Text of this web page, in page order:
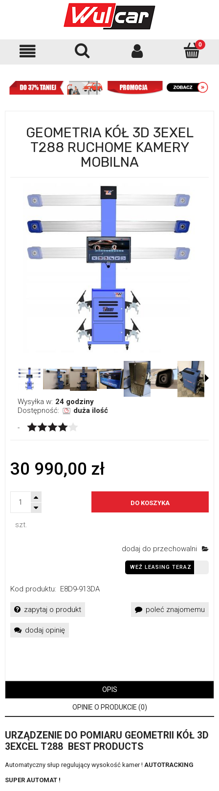
GEOMETRIA KÓŁ 3D 3EXEL
T288 RUCHOME KAMERY
MOBILNA
Wysyłka w: 24 godziny
Dostępność:
duża ilość
-
30 990,00 zł
szt.
DO KOSZYKA
dodaj do przechowalni
WEŹ LEASING TERAZ
Kod produktu: E8D9-913DA
zapytaj o produkt poleć znajomemu
dodaj opinię
OPIS
OPINIE O PRODUKCIE (0)
URZĄDZENIE DO POMIARU GEOMETRII KÓŁ 3D
3EXCEL T288 BEST PRODUCTS
Automatyczny słup regulujący wysokość kamer ! AUTOTRACKING
SUPER AUTOMAT !